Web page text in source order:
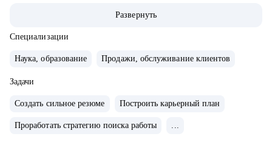
• Закончила школу в Вашингтоне, США, высшее
лингвистическое образование в ЧГУ, РФ.
психолога и коуча.
• Создала два собственных бизнес-проекта с 0, вывела в
"+" и продала как готовый успешный бизнес (студия
• 10 лет управляла бизнесом в образовательной сфере
Развернуть
Специализации
Наука, образование Продажи, обслуживание клиентов
Задачи
Создать сильное резюме Построить карьерный план
Проработать стратегию поиска работы ...